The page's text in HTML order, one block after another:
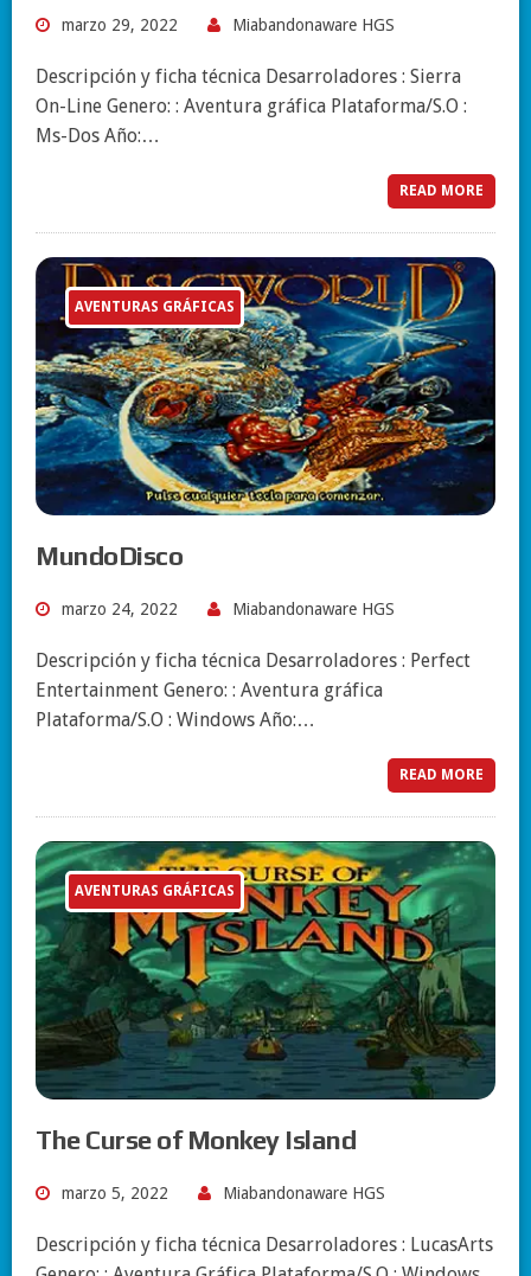
marzo 29, 2022 Miabandonaware HGS
Descripción y ficha técnica Desarroladores : Sierra
On-Line Genero: : Aventura gráfica Plataforma/S.O :
Ms-Dos Año:…
READ MORE
AVENTURAS GRÁFICAS
MundoDisco
marzo 24, 2022 Miabandonaware HGS
Descripción y ficha técnica Desarroladores : Perfect
Entertainment Genero: : Aventura gráfica
Plataforma/S.O : Windows Año:…
READ MORE
AVENTURAS GRÁFICAS
The Curse of Monkey Island
marzo 5, 2022 Miabandonaware HGS
Descripción y ficha técnica Desarroladores : LucasArts